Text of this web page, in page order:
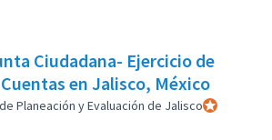
Ciudadana- Ejercicio de
en Jalisco, México
Planeación y Evaluación de JaliscoParticipant